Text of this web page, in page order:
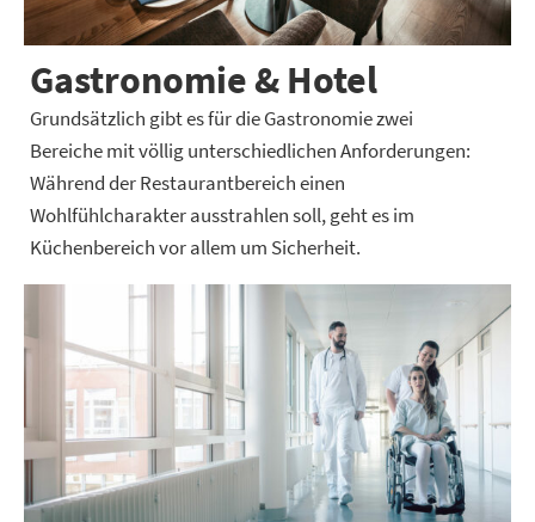
Gastronomie & Hotel
Grundsätzlich gibt es für die Gastronomie zwei
Bereiche mit völlig unterschiedlichen Anforderungen:
Während der Restaurantbereich einen
Wohlfühlcharakter ausstrahlen soll, geht es im
Küchenbereich vor allem um Sicherheit.